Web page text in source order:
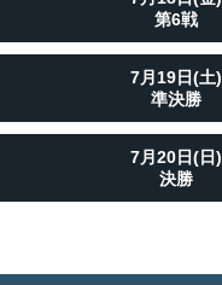
第6戦
7月19日(土)
準決勝
7月20日(日)
決勝